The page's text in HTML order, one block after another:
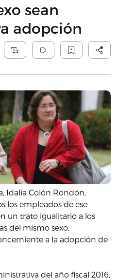
sean
adopción
Idalia Colón Rondón,
los empleados de ese
un trato igualitario a los
del mismo sexo,
a la adopción de
del año fiscal 2016,